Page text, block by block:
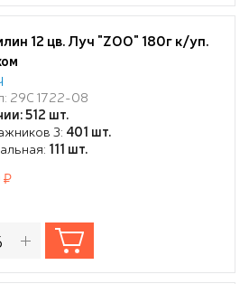
12 цв. Луч "ZOO" 180г к/уп.
29С 1722-08
512 шт.
3: 401 шт.
111 шт.